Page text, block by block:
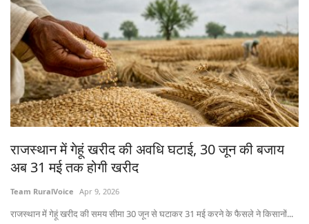
International
Rural Dialogue
Ground Report
Rural Connect
Gallery
National
Latest News
राजस्थान में गेहूं खरीद की अवधि घटाई, 30 जून की बजाय
अब 31 मई तक होगी खरीद
Team RuralVoice Apr 9, 2026
राजस्थान में गेहूं खरीद की समय सीमा 30 जून से घटाकर 31 मई करने के फैसले ने किसानों...